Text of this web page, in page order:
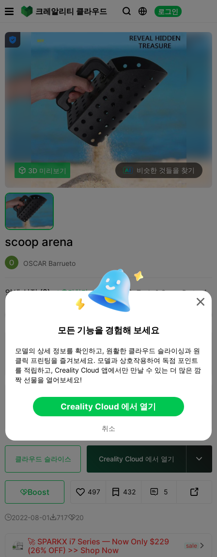
크레알리티 클라우드   로그인
 

 3D 미리보기 비슷한 것들을 찾기
scoop arena
OSCAR Barrueto
인쇄 설정 (2) 추가하다 Household  Tools & Spare Parts 
 06h 27m  1 플레이트  163.09g
0.2mm layer, 2 walls, 15% infill
05h 59m 1 플레이트 159.33g
클라우드 슬라이스 Creality Cloud 에서 열기 
Boost 497 432  5 
2022-08-0171720
🚀 SPARKX i7 Series — Now Only $229
(26% OFF) >> Shop Now
sale 

모든 기능을 경험해 보세요
모델의 상세 정보를 확인하고, 원활한 클라우드 슬라이싱과 원
클릭 프린팅을 즐겨보세요. 모델과 상호작용하여 독점 포인트
를 적립하고, Creality Cloud 앱에서만 만날 수 있는 더 많은 깜
짝 선물을 열어보세요!
Creality Cloud 에서 열기
취소